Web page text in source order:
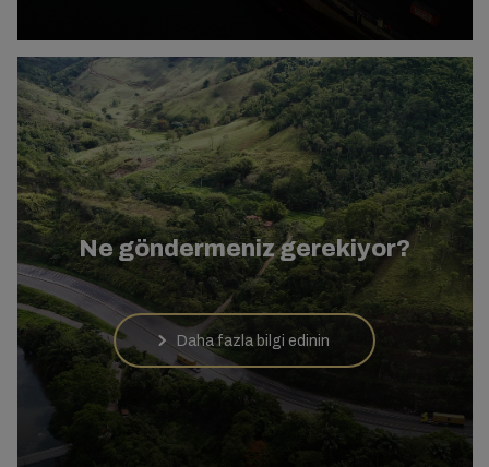
Ne göndermeniz gerekiyor?
Daha fazla bilgi edinin